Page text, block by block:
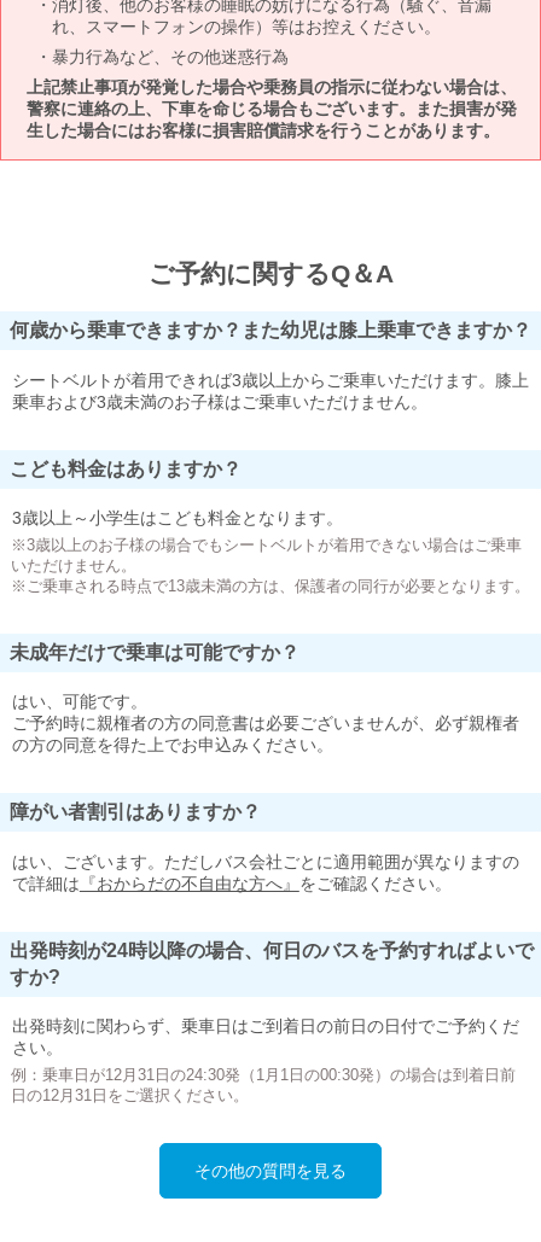
消灯後、他のお客様の睡眠の妨げになる行為（騒ぐ、音漏
れ、スマートフォンの操作）等はお控えください。
暴力行為など、その他迷惑行為
上記禁止事項が発覚した場合や乗務員の指示に従わない場合は、
警察に連絡の上、下車を命じる場合もございます。また損害が発
生した場合にはお客様に損害賠償請求を行うことがあります。
ご予約に関するQ＆A
何歳から乗車できますか？また幼児は膝上乗車できますか？
シートベルトが着用できれば3歳以上からご乗車いただけます。膝上
乗車および3歳未満のお子様はご乗車いただけません。
こども料金はありますか？
3歳以上～小学生はこども料金となります。
※3歳以上のお子様の場合でもシートベルトが着用できない場合はご乗車
いただけません。
※ご乗車される時点で13歳未満の方は、保護者の同行が必要となります。
未成年だけで乗車は可能ですか？
はい、可能です。
ご予約時に親権者の方の同意書は必要ございませんが、必ず親権者
の方の同意を得た上でお申込みください。
障がい者割引はありますか？
はい、ございます。ただしバス会社ごとに適用範囲が異なりますの
で詳細は 『おからだの不自由な方へ』 をご確認ください。
出発時刻が24時以降の場合、何日のバスを予約すればよいで
すか?
出発時刻に関わらず、乗車日はご到着日の前日の日付でご予約くだ
さい。
例：乗車日が12月31日の24:30発（1月1日の00:30発）の場合は到着日前
日の12月31日をご選択ください。
その他の質問を見る